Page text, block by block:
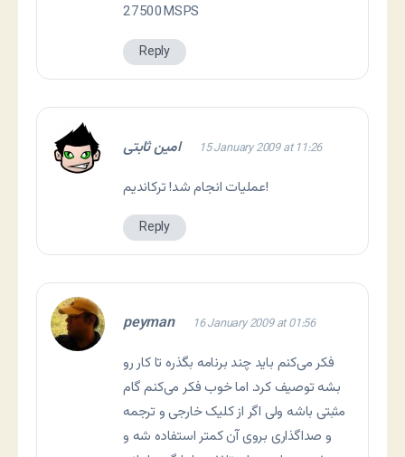
27500MSPS
Reply
امین ثابتی 15 January 2009 at 11:26
عملیات انجام شد! ترکاندیم!
Reply
peyman 16 January 2009 at 01:56
فکر می‌کنم باید چند برنامه بگذره تا کار رو
بشه توصیف کرد. اما خوب فکر می‌کنم گام
مثبتی باشه ولی اگر از کلیک خارجی و ترجمه
و صداگذاری بروی آن کمتر استفاده شه و